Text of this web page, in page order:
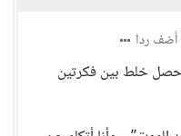
أضف ردا
خلط بين فكرتين